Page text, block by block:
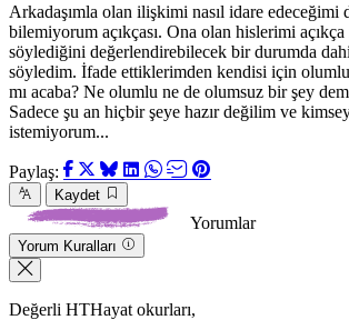
Arkadaşımla olan ilişkimi nasıl idare edeceğimi
bilemiyorum açıkçası. Ona olan hislerimi
söylediğini değerlendirebilecek bir durumda dahi
söyledim. İfade ettiklerimden kendisi için olumlu
mı acaba? Ne olumlu ne de olumsuz bir şey
Sadece şu an hiçbir şeye hazır değilim ve
istemiyorum...
Paylaş:
Kaydet
Yorumlar
Yorum Kuralları
Değerli HTHayat okurları,